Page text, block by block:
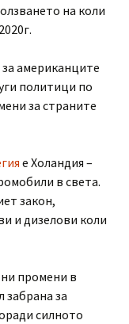
на коли
американците
политици по
за страните
е Холандия –
в света.
закон,
и дизелови коли
промени в
забрана за
силното